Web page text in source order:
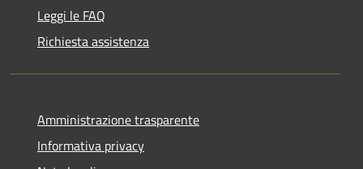
Leggi le FAQ
Richiesta assistenza
Amministrazione trasparente
Informativa privacy